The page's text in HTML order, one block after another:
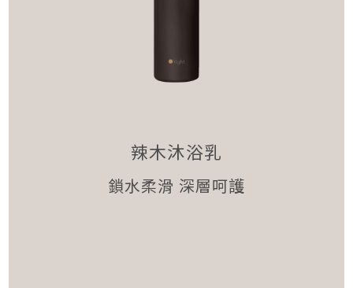
辣木沐浴乳
鎖水柔滑 深層呵護